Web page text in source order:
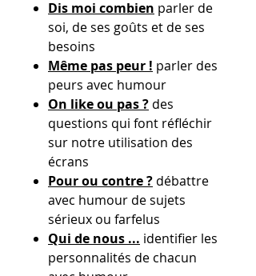
Dis moi combien parler de
soi, de ses goûts et de ses
besoins
Même pas peur ! parler des
peurs avec humour
On like ou pas ? des
questions qui font réfléchir
sur notre utilisation des
écrans
Pour ou contre ? débattre
avec humour de sujets
sérieux ou farfelus
Qui de nous ... identifier les
personnalités de chacun